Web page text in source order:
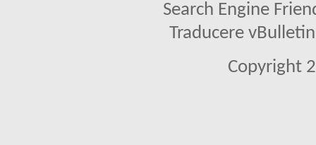
Search Engine
Traducere
Copyright